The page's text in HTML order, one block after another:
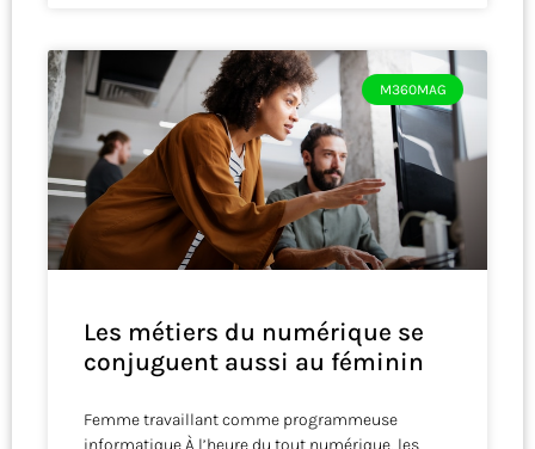
M360MAG
Les métiers du numérique se
conjuguent aussi au féminin
Femme travaillant comme programmeuse
informatique À l’heure du tout numérique, les